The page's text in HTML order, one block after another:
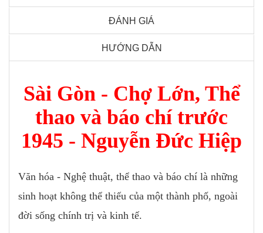
ĐÁNH GIÁ
HƯỚNG DẪN
Sài Gòn - Chợ Lớn, Thể
thao và báo chí trước
1945 - Nguyễn Đức Hiệp
Văn hóa - Nghệ thuật, thể thao và báo chí là những
sinh hoạt không thể thiếu của một thành phố, ngoài
đời sống chính trị và kinh tế.